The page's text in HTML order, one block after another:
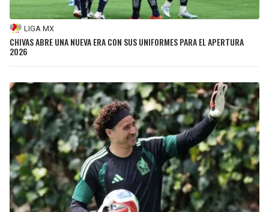
LIGA MX
CHIVAS ABRE UNA NUEVA ERA CON SUS UNIFORMES PARA EL APERTURA
2026